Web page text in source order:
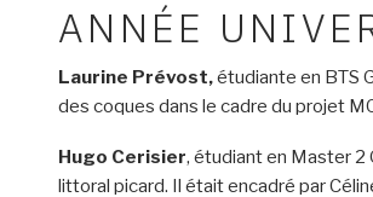
ANNÉE
Laurine Prévost,étudiante en BTS
des coques dans le cadre du projet
Hugo Cerisier, étudiant en Master 2
littoral picard. Il était encadré par